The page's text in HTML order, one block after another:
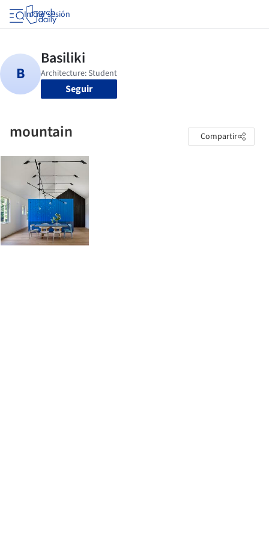
Iniciar sesión
Seguir
mountain Compartir